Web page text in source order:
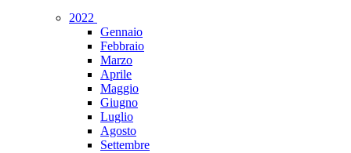
2022
Gennaio
Febbraio
Marzo
Aprile
Maggio
Giugno
Luglio
Agosto
Settembre